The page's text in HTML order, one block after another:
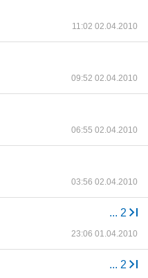
11:02 02.04.2010
09:52 02.04.2010
06:55 02.04.2010
03:56 02.04.2010
... 2
23:06 01.04.2010
... 2